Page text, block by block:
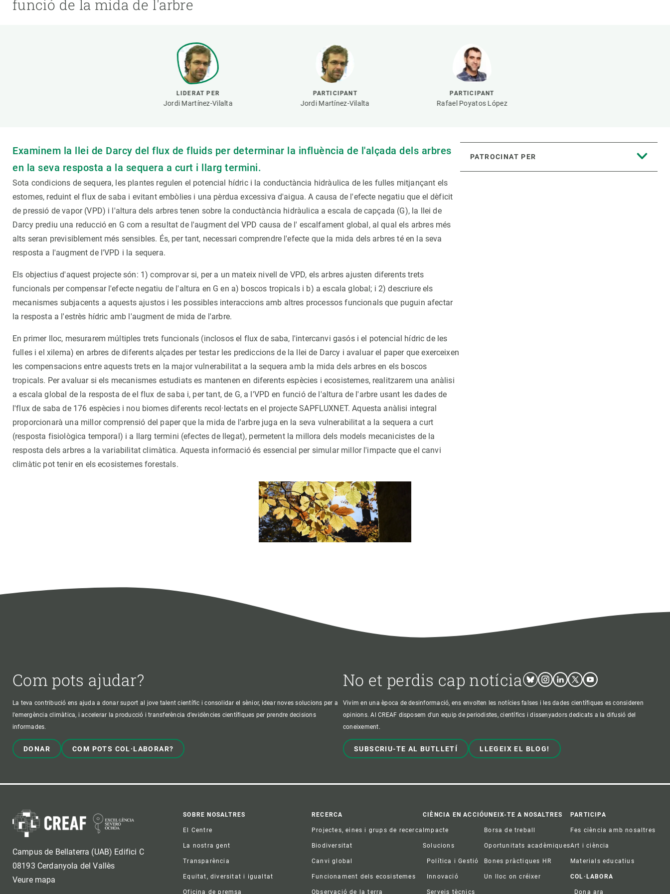
funció de la mida de l'arbre
LIDERAT PER
Jordi Martínez-Vilalta
PARTICIPANT
Jordi Martínez-Vilalta
PARTICIPANT
Rafael Poyatos López
PATROCINAT PER
Examinem la llei de Darcy del flux de fluids per determinar la influència de l'alçada dels arbres
en la seva resposta a la sequera a curt i llarg termini.
Sota condicions de sequera, les plantes regulen el potencial hídric i la conductància hidràulica de les fulles mitjançant els
estomes, reduint el flux de saba i evitant embòlies i una pèrdua excessiva d'aigua. A causa de l'efecte negatiu que el dèficit
de pressió de vapor (VPD) i l'altura dels arbres tenen sobre la conductància hidràulica a escala de capçada (G), la llei de
Darcy prediu una reducció en G com a resultat de l'augment del VPD causa de l' escalfament global, al qual els arbres més
alts seran previsiblement més sensibles. És, per tant, necessari comprendre l'efecte que la mida dels arbres té en la seva
resposta a l'augment de l'VPD i la sequera.
Els objectius d'aquest projecte són: 1) comprovar si, per a un mateix nivell de VPD, els arbres ajusten diferents trets
funcionals per compensar l'efecte negatiu de l'altura en G en a) boscos tropicals i b) a escala global; i 2) descriure els
mecanismes subjacents a aquests ajustos i les possibles interaccions amb altres processos funcionals que puguin afectar
la resposta a l'estrès hídric amb l'augment de mida de l'arbre.
En primer lloc, mesurarem múltiples trets funcionals (inclosos el flux de saba, l'intercanvi gasós i el potencial hídric de les
fulles i el xilema) en arbres de diferents alçades per testar les prediccions de la llei de Darcy i avaluar el paper que exerceixen
les compensacions entre aquests trets en la major vulnerabilitat a la sequera amb la mida dels arbres en els boscos
tropicals. Per avaluar si els mecanismes estudiats es mantenen en diferents espècies i ecosistemes, realitzarem una anàlisi
a escala global de la resposta de el flux de saba i, per tant, de G, a l'VPD en funció de l'altura de l'arbre usant les dades de
l'flux de saba de 176 espècies i nou biomes diferents recol·lectats en el projecte SAPFLUXNET. Aquesta anàlisi integral
proporcionarà una millor comprensió del paper que la mida de l'arbre juga en la seva vulnerabilitat a la sequera a curt
(resposta fisiològica temporal) i a llarg termini (efectes de llegat), permetent la millora dels models mecanicistes de la
resposta dels arbres a la variabilitat climàtica. Aquesta informació és essencial per simular millor l'impacte que el canvi
climàtic pot tenir en els ecosistemes forestals.
Com pots ajudar?
La teva contribució ens ajuda a donar suport al jove talent científic i consolidar el sènior, idear noves solucions per a
l'emergència climàtica, i accelerar la producció i transferència d’evidències científiques per prendre decisions
informades.
DONAR COM POTS COL·LABORAR?
No et perdis cap notícia BlueskyInstagram
LinkedinTwitterYoutube
Vivim en una època de desinformació, ens envolten les notícies falses i les dades científiques es consideren
opinions. Al CREAF disposem d'un equip de periodistes, científics i dissenyadors dedicats a la difusió del
coneixement.
SUBSCRIU-TE AL BUTLLETÍ LLEGEIX EL BLOG!
Campus de Bellaterra (UAB) Edifici C
08193 Cerdanyola del Vallès
Veure mapa
Footer
SOBRE NOSALTRES
El Centre
La nostra gent
Transparència
Equitat, diversitat i igualtat
Oficina de premsa
RECERCA
Projectes, eines i grups de recerca
Biodiversitat
Canvi global
Funcionament dels ecosistemes
Observació de la terra
CIÈNCIA EN ACCIÓ
Impacte
Solucions
Política i Gestió
Innovació
Serveis tècnics
UNEIX-TE A NOSALTRES
Borsa de treball
Oportunitats acadèmiques
Bones pràctiques HR
Un lloc on créixer
PARTICIPA
Fes ciència amb nosaltres
Art i ciència
Materials educatius
COL·LABORA
Dona ara
Marca i logotips Observació de la terra
Synthesis Actions Un lloc on créixer
Desenvolupament de carrera
Seminaris i activitats internes
T’oferim formació